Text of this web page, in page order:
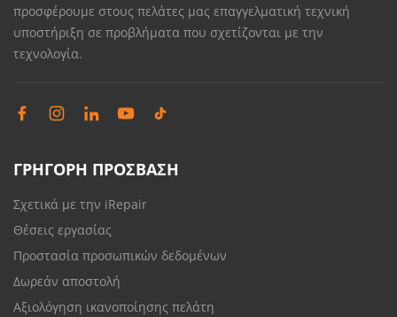
προσφέρουμε στους πελάτες μας επαγγελματική τεχνική
υποστήριξη σε προβλήματα που σχετίζονται με την
τεχνολογία.
ΓΡΗΓΟΡΗ ΠΡΟΣΒΑΣΗ
Σχετικά με την iRepair
Θέσεις εργασίας
Προστασία προσωπικών δεδομένων
Δωρεάν αποστολή
Αξιολόγηση ικανοποίησης πελάτη